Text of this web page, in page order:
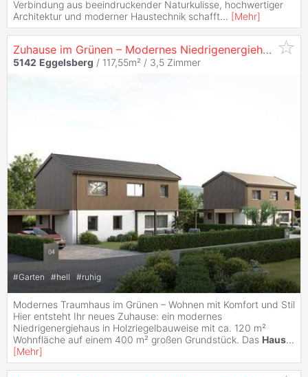
Verbindung aus beeindruckender Naturkulisse, hochwertiger
Architektur und moderner Haustechnik schafft... [Mehr]
Zuhause im Grünen – Modernes Niedrigenergiehaus in Toplage
5142 Eggelsberg / 117,55m² / 3,5 Zimmer
#Garten #hell #ruhig
Modernes Traumhaus im Grünen – Wohnen mit Komfort und Stil
Hier entsteht Ihr neues Zuhause: ein modernes
Niedrigenergiehaus in Holzriegelbauweise mit ca. 120 m²
Wohnfläche auf einem 400 m² großen Grundstück. Das Haus...
[Mehr]